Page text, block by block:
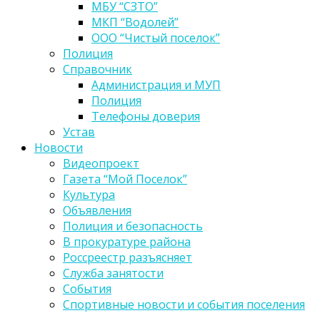
МБУ “СЗТО”
МКП “Водолей”
ООО “Чистый поселок”
Полиция
Справочник
Администрация и МУП
Полиция
Телефоны доверия
Устав
Новости
Видеопроект
Газета “Мой Поселок”
Культура
Объявления
Полиция и безопасность
В прокуратуре района
Россреестр разъясняет
Служба занятости
События
Спортивные новости и события поселения